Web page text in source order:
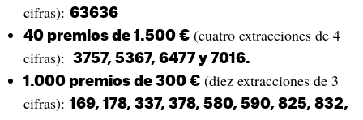
cifras): 63636
40 premios de 1.500 €(cuatro extracciones de 4
cifras):
3757, 5367, 6477 y 7016.
1.000 premios de 300 €(diez extracciones de 3
cifras): 169, 178, 337, 378, 580, 590, 825, 832,